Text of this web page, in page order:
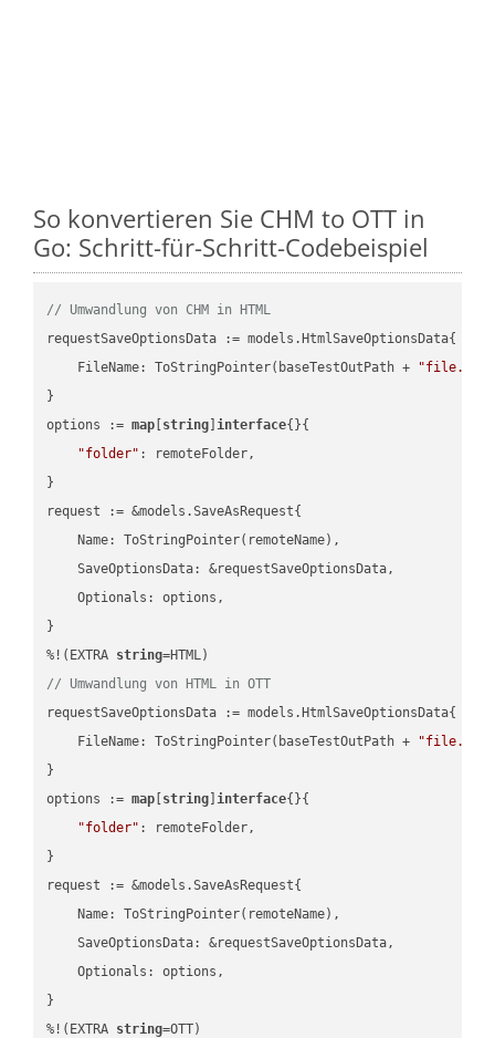
So konvertieren Sie CHM to OTT in
Go: Schritt-für-Schritt-Codebeispiel
// Umwandlung von CHM in HTML
requestSaveOptionsData := models.HtmlSaveOptionsData{
    FileName: ToStringPointer(baseTestOutPath +
"file.CHM"
}
options := map string ]interface{}{
"folder" : remoteFolder,
}
request := &models.SaveAsRequest{
    Name: ToStringPointer(remoteName),
    SaveOptionsData: &requestSaveOptionsData,
    Optionals: options,
}
%!(EXTRA string
// Umwandlung von HTML in OTT
requestSaveOptionsData := models.HtmlSaveOptionsData{
    FileName: ToStringPointer(baseTestOutPath +
}
options := map string ]interface{}{
"folder" : remoteFolder,
}
request := &models.SaveAsRequest{
    Name: ToStringPointer(remoteName),
    SaveOptionsData: &requestSaveOptionsData,
    Optionals: options,
}
%!(EXTRA string=OTT)